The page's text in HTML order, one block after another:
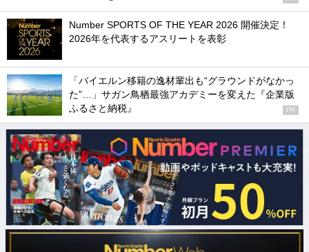
Number SPORTS OF THE YEAR 2026 開催決定！
2026年を代表するアスリートを表彰
「バイエルン移籍の逸材輩出も“グラウンドがなかっ
た”…」サガン鳥栖最強アカデミーを変えた『企業版
ふるさと納税』
PR